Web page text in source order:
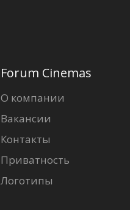
Forum Cinemas
О компании
Вакансии
Контакты
Приватность
Логотипы